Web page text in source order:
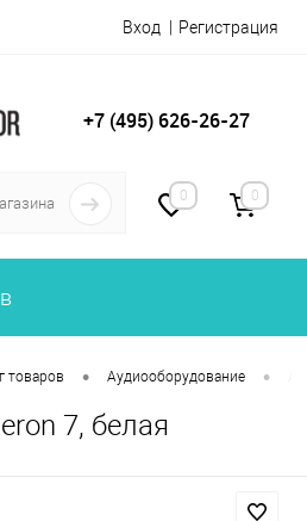
Вход Регистрация
+7 (495) 626-26-27
0 0
товаров • Аудиооборудование •
7, белая